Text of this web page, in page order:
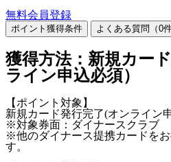
無料会員登録
ポイント獲得条件 よくある質問（0
獲得方法：新規カー
ライン申込必須）
【ポイント対象】
新規カード発行完了(オンライン
※対象券面：ダイナースクラブ
※他のダイナース提携カードを
す。